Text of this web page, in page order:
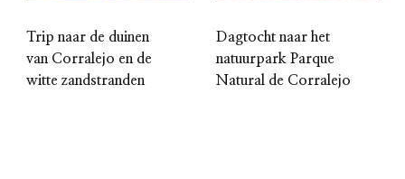
Trip naar de duinen
van Corralejo en de
witte zandstranden
Dagtocht naar het
natuurpark Parque
Natural de Corralejo